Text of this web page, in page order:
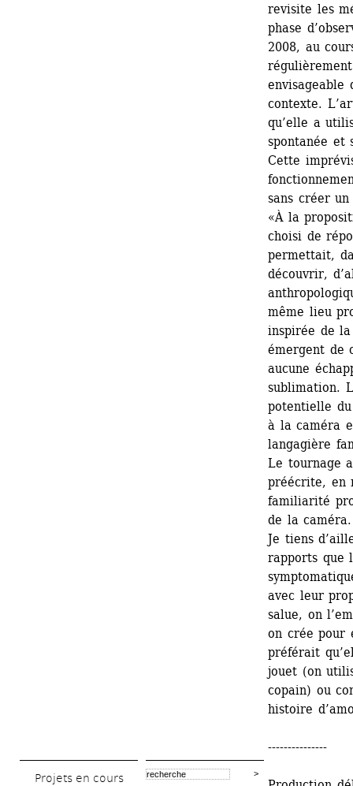
Projets en cours
revisite les
phase
2008, au
contexte.
qu’elle a
spontanée et
Cette
sans créer
«À la
choisi de
permettait,
découvrir,
même lieu
inspirée de
émergent de
aucune
sublimation.
potentielle du
à la caméra
langagière
Le tournage
préécrite, en
familiarité
de la caméra.
Je tiens
rapports que
avec leur
salue, on
on crée pour
préférait
jouet (on
copain) ou
histoire
---------------